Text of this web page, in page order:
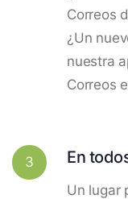
Correos
¿Un
nuestra
Correos
3 En
Un lugar